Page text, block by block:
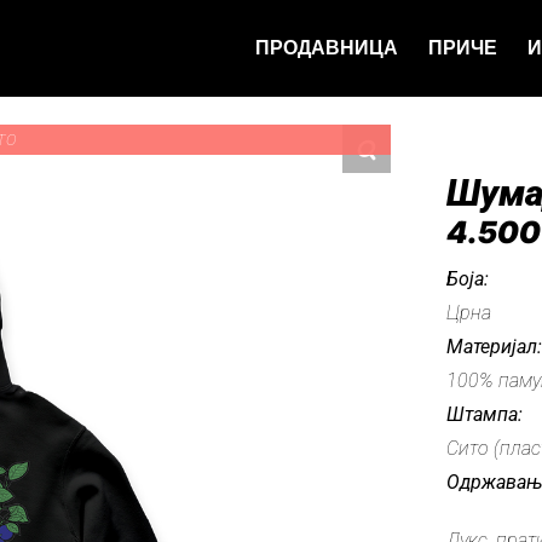
ПРОДАВНИЦА ПРИЧЕ
Боја:
Црна
Материјал:
100%
Штампа:
Сито